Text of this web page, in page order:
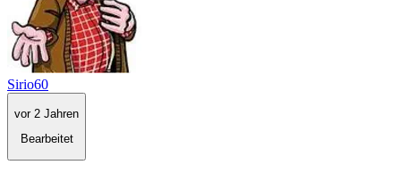
Sirio60
vor 2 Jahren
Bearbeitet